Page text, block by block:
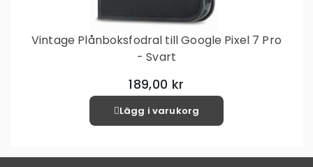
Vintage Plånboksfodral till Google Pixel 7 Pro
- Svart
189,00 kr
Lägg i varukorg